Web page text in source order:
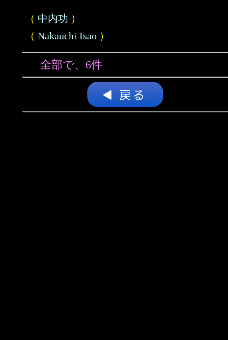
（ 中内功 ）
（ Nakauchi Isao ）
全部で、6件